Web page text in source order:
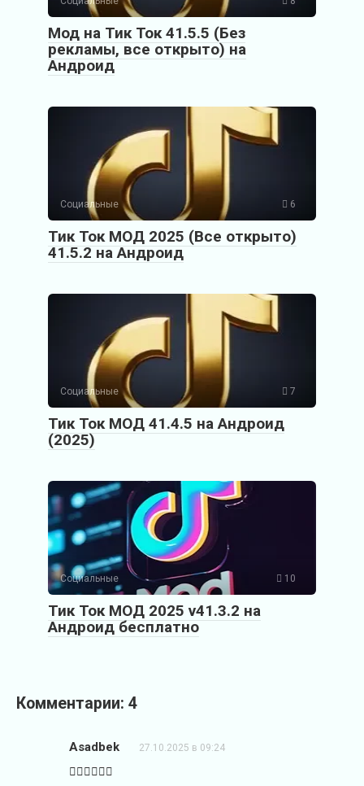
Мод на Тик Ток 41.5.5 (Без
рекламы, все открыто) на
Андроид
Социальные 6
Тик Ток МОД 2025 (Все открыто)
41.5.2 на Андроид
Социальные 7
Тик Ток МОД 41.4.5 на Андроид
(2025)
Социальные 10
Тик Ток МОД 2025 v41.3.2 на
Андроид бесплатно
Комментарии: 4
Asadbek 27.10.2025 в 09:24
👍🏼👍🏼👍🏼